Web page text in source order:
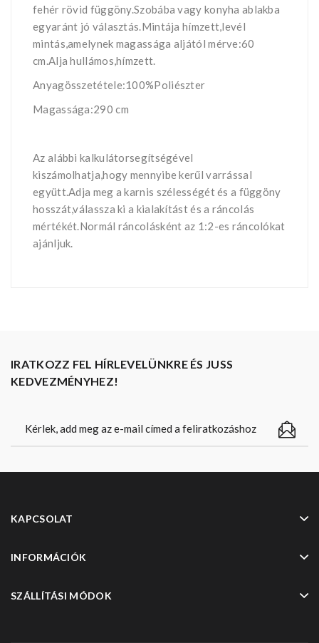
fehér rövid függöny.Szobába vagy konyha ablakba
egyaránt jó választás.Mintája hímzett,levél
mintás,amelynek magassága aljától mérve:60
cm.Alja hullámos,hímzett.
Anyagösszetétele:100%Poliészter
Magassága:290 cm
Az alábbi kalkulátorsegítségével
kiszámolhatja,hogy mennyibe kerűl varrással
együtt.Adja meg a karnis szélességét és a függöny
hosszát,válassza ki a kialakítást és a ráncolás
mértékét.Normál ráncolásként az 1:2-es ráncolókat
ajánljuk.
IRATKOZZ FEL HÍRLEVELÜNKRE ÉS JUSS
KEDVEZMÉNYHEZ!
KAPCSOLAT
INFORMÁCIÓK
SZÁLLÍTÁSI MÓDOK